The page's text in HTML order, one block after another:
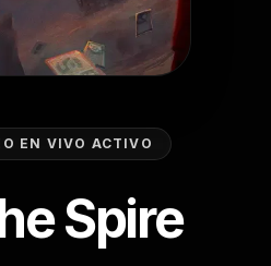
EN VIVO ACTIVO
Spire